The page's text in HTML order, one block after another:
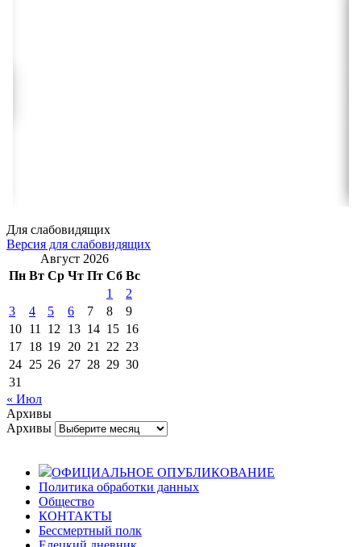
Для слабовидящих
Версия для слабовидящих
Август 2026
Пн Вт Ср Чт Пт Сб Вс
1
2
3
4 5 6 7 8
9
10 11 12 13 14 15 16
17 18 19 20 21 22 23
24 25 26 27 28 29 30
31
« Июл
Архивы
Архивы
ОФИЦИАЛЬНОЕ ОПУБЛИКОВАНИЕ
Политика обработки данных
Общество
КОНТАКТЫ
Бессмертный полк